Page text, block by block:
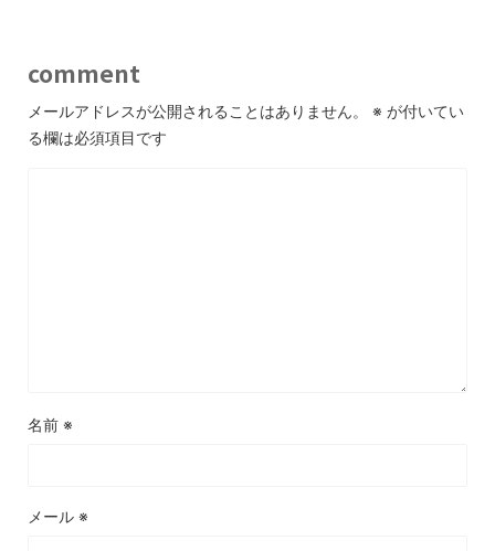
comment
メールアドレスが公開されることはありません。 ※ が付いてい
る欄は必須項目です
名前 ※
メール ※